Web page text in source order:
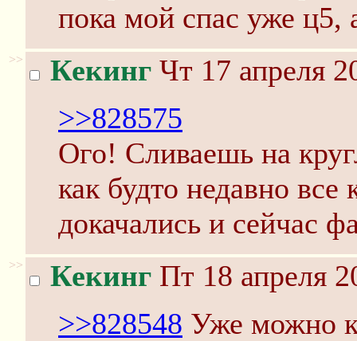
пока мой спас уже ц5,
>> Кекинг Чт 17 апреля
>>828575
Ого! Сливаешь на
как будто недавно все
докачались и сейчас
>> Кекинг Пт 18 апреля
>>828548 Уже можно